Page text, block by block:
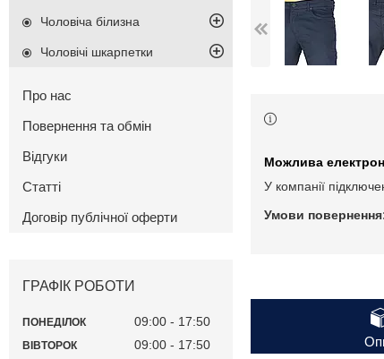
У компанії
Чоловіча білизна
Чоловічі шкарпетки
Про нас
Повернення та обмін
Відгуки
Статті
Договір публічної оферти
ГРАФІК РОБОТИ
ПОНЕДІЛОК 09:00 17:50
ВІВТОРОК 09:00 17:50